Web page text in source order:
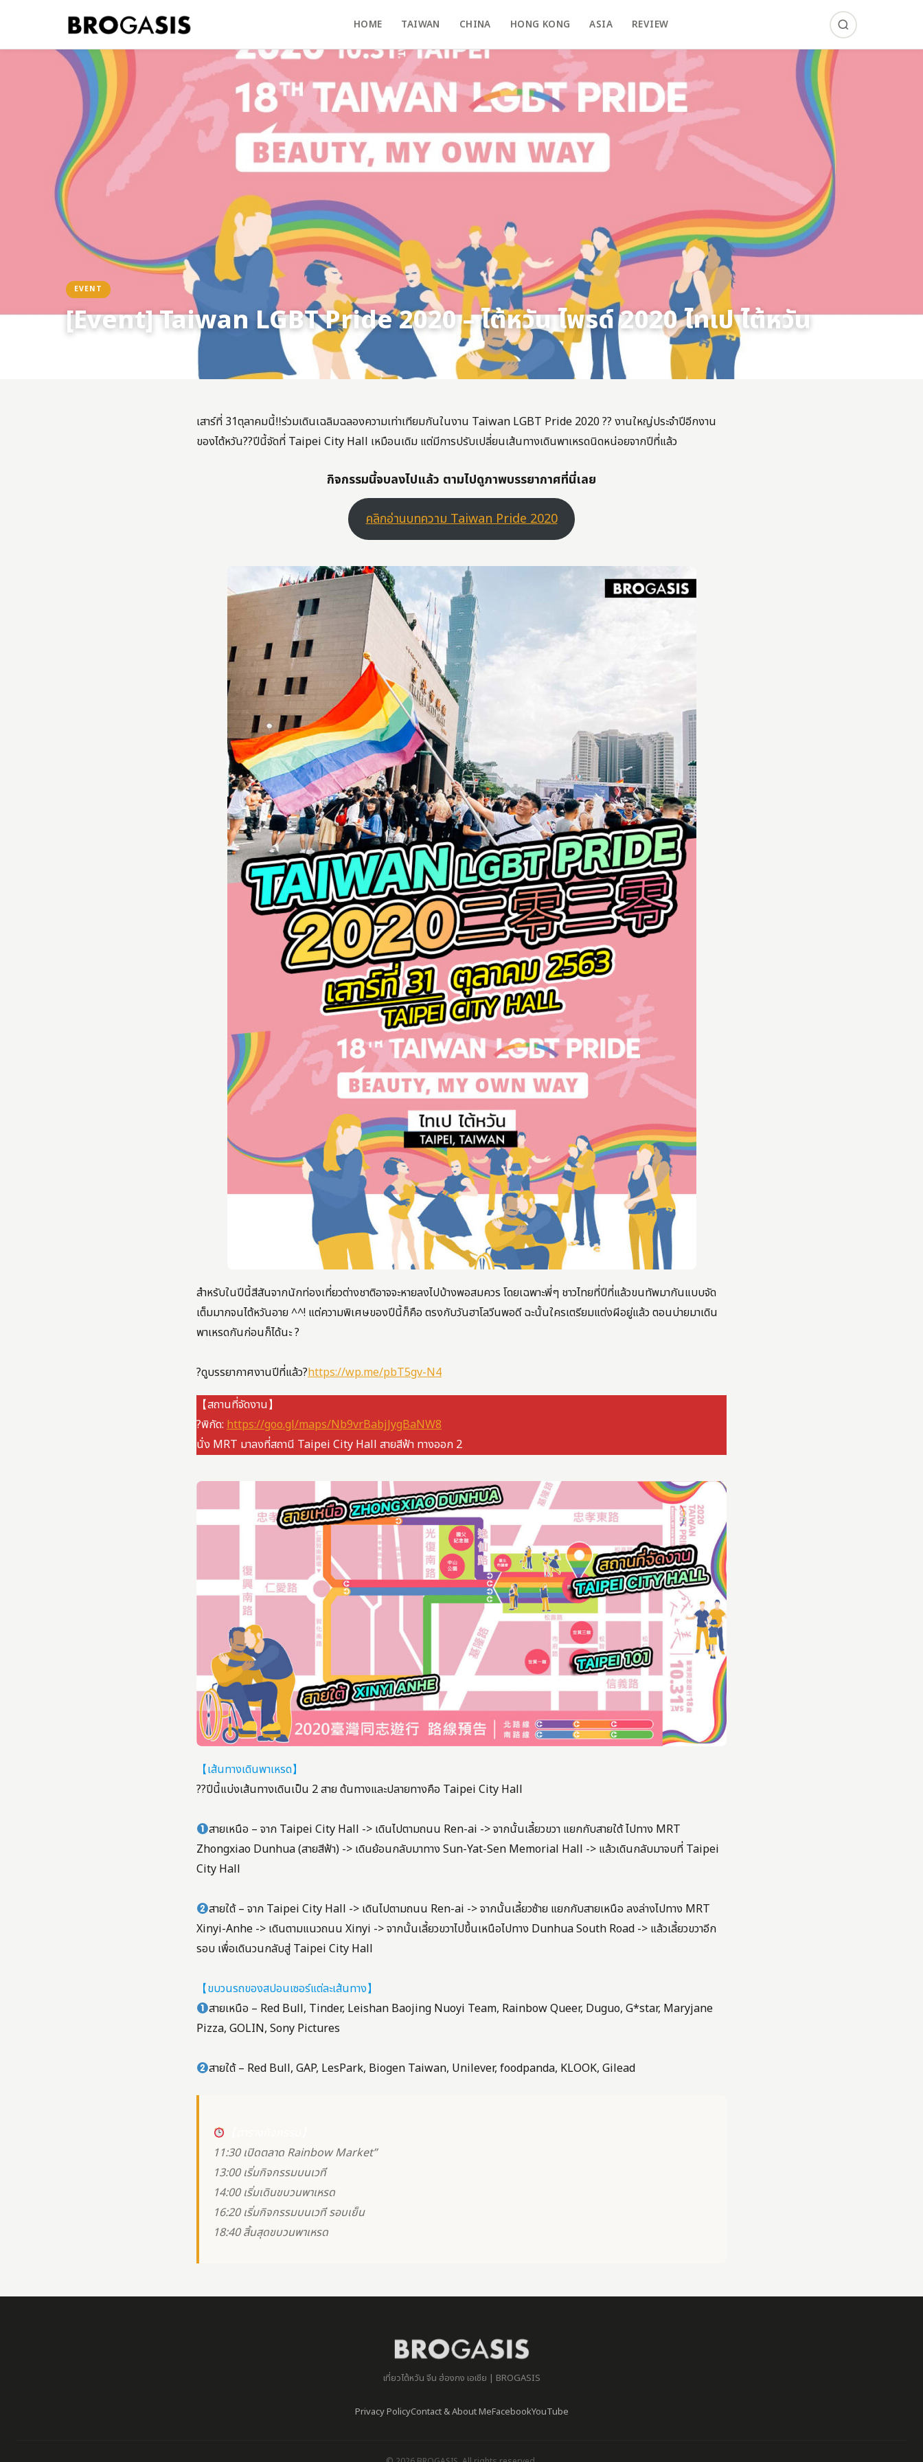
HOME TAIWAN CHINA HONG KONG ASIA REVIEW
EVENT
[Event] Taiwan LGBT Pride 2020 – ไต้หวัน ไพรด์ 2020 ไทเป ไต้หวัน
เสาร์ที่ 31ตุลาคมนี้‼ร่วมเดินเฉลิมฉลองความเท่าเทียมกันในงาน Taiwan LGBT Pride 2020 ?‍? งานใหญ่ประจำปีอีกงาน
ของไต้หวัน??ปีนี้จัดที่ Taipei City Hall เหมือนเดิม แต่มีการปรับเปลี่ยนเส้นทางเดินพาเหรดนิดหน่อยจากปีที่แล้ว
กิจกรรมนี้จบลงไปแล้ว ตามไปดูภาพบรรยากาศที่นี่เลย
คลิกอ่านบทความ Taiwan Pride 2020
สำหรับในปีนี้สีสันจากนักท่องเที่ยวต่างชาติอาจจะหายลงไปบ้างพอสมควร โดยเฉพาะพี่ๆ ชาวไทยที่ปีที่แล้วขนทัพมากันแบบจัด
เต็มมากจนไต้หวันอาย ^^! แต่ความพิเศษของปีนี้ก็คือ ตรงกับวันฮาโลวีนพอดี ฉะนั้นใครเตรียมแต่งผีอยู่แล้ว ตอนบ่ายมาเดิน
พาเหรดกันก่อนก็ได้นะ ?
?ดูบรรยากาศงานปีที่แล้ว?https://wp.me/pbT5gv-N4
【สถานที่จัดงาน】
?พิกัด: https://goo.gl/maps/Nb9vrBabjJygBaNW8
นั่ง MRT มาลงที่สถานี Taipei City Hall สายสีฟ้า ทางออก 2
【เส้นทางเดินพาเหรด】
?‍?ปีนี้แบ่งเส้นทางเดินเป็น 2 สาย ต้นทางและปลายทางคือ Taipei City Hall
สายเหนือ – จาก Taipei City Hall -> เดินไปตามถนน Ren-ai -> จากนั้นเลี้ยวขวา แยกกับสายใต้ ไปทาง MRT
Zhongxiao Dunhua (สายสีฟ้า) -> เดินย้อนกลับมาทาง Sun-Yat-Sen Memorial Hall -> แล้วเดินกลับมาจบที่ Taipei
City Hall
สายใต้ – จาก Taipei City Hall -> เดินไปตามถนน Ren-ai -> จากนั้นเลี้ยวซ้าย แยกกับสายเหนือ ลงล่างไปทาง MRT
Xinyi-Anhe -> เดินตามแนวถนน Xinyi -> จากนั้นเลี้ยวขวาไปขึ้นเหนือไปทาง Dunhua South Road -> แล้วเลี้ยวขวาอีก
รอบ เพื่อเดินวนกลับสู่ Taipei City Hall
【ขบวนรถของสปอนเซอร์แต่ละเส้นทาง】
สายเหนือ – Red Bull, Tinder, Leishan Baojing Nuoyi Team, Rainbow Queer, Duguo, G*star, Maryjane
Pizza, GOLIN, Sony Pictures
สายใต้ – Red Bull, GAP, LesPark, Biogen Taiwan, Unilever, foodpanda, KLOOK, Gilead
11:30 เปิดตลาด Rainbow Market”
13:00 เริ่มกิจกรรมบนเวที
14:00 เริ่มเดินขบวนพาเหรด
16:20 เริ่มกิจกรรมบนเวที รอบเย็น
18:40 สิ้นสุดขบวนพาเหรด
เที่ยวไต้หวัน จีน ฮ่องกง เอเชีย | BROGASIS
Privacy PolicyContact & About MeFacebookYouTube